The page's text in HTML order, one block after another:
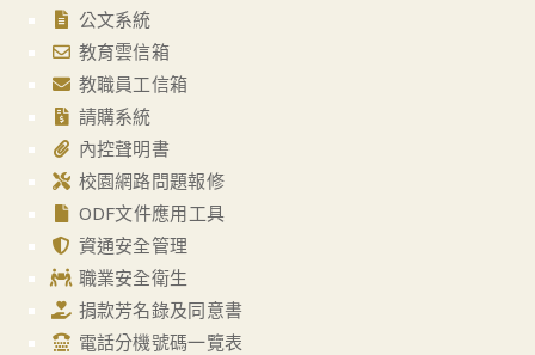
公文系統
教育雲信箱
教職員工信箱
請購系統
內控聲明書
校園網路問題報修
ODF文件應用工具
資通安全管理
職業安全衛生
捐款芳名錄及同意書
電話分機號碼一覽表